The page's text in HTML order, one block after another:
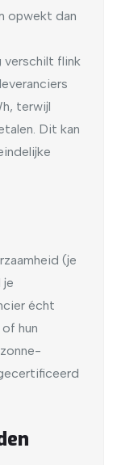
opwekt dan
verschilt flink
terwijl
Dit kan
(je
je
écht
hun